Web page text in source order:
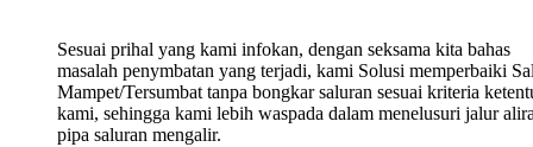
Sesuai prihal yang kami infokan, dengan seksama kita bahas
masalah penymbatan yang terjadi, kami Solusi memperbaiki
Mampet/Tersumbat tanpa bongkar saluran sesuai kriteria
kami, sehingga kami lebih waspada dalam menelusuri jalur
pipa saluran mengalir.